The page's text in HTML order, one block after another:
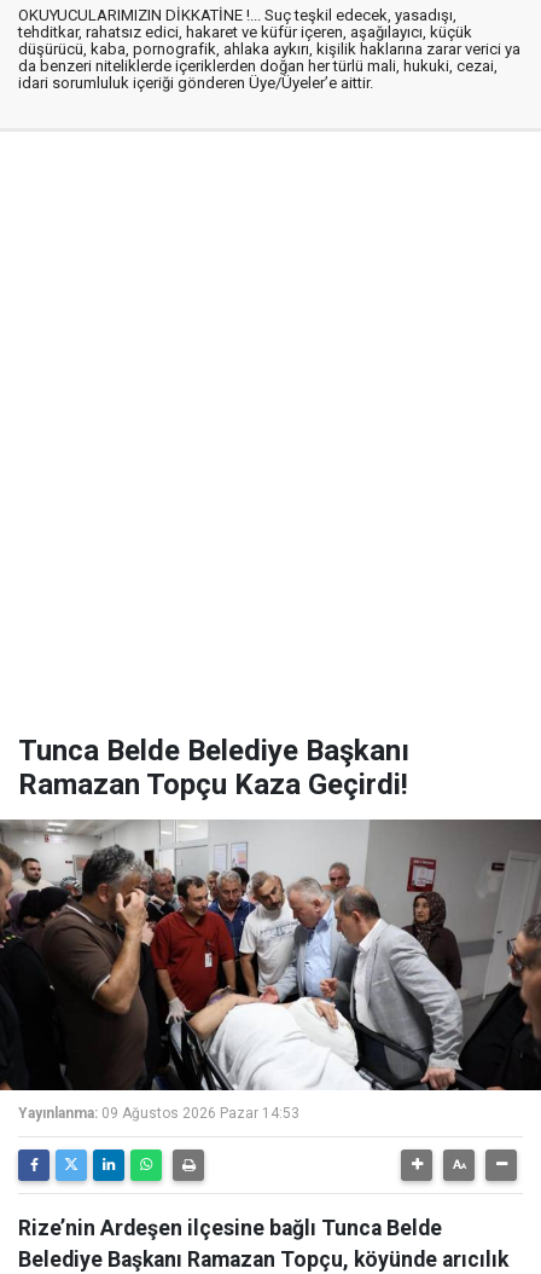
OKUYUCULARIMIZIN DİKKATİNE !... Suç teşkil edecek, yasadışı,
tehditkar, rahatsız edici, hakaret ve küfür içeren, aşağılayıcı, küçük
düşürücü, kaba, pornografik, ahlaka aykırı, kişilik haklarına zarar verici ya
da benzeri niteliklerde içeriklerden doğan her türlü mali, hukuki, cezai,
idari sorumluluk içeriği gönderen Üye/Üyeler’e aittir.
Tunca Belde Belediye Başkanı
Ramazan Topçu Kaza Geçirdi!
Yayınlanma: 09 Ağustos 2026 Pazar 14:53
Rize’nin Ardeşen ilçesine bağlı Tunca Belde
Belediye Başkanı Ramazan Topçu, köyünde arıcılık